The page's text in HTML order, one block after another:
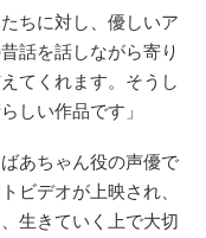
ちに対し、優しいア
話を話しながら寄り
てくれます。そうし
しい作品です」
あちゃん役の声優で
ビデオが上映され、
生きていく上で大切